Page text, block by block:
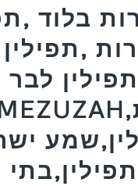
בלוד
לבר
תפילין,בתי